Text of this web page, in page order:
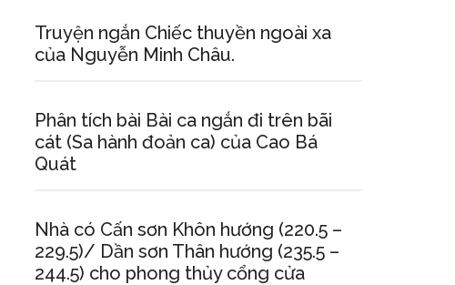
Truyện ngắn Chiếc thuyền ngoài xa
của Nguyễn Minh Châu.
Phân tích bài Bài ca ngắn đi trên bãi
cát (Sa hành đoản ca) của Cao Bá
Quát
Nhà có Cấn sơn Khôn hướng (220.5 –
229.5)/ Dần sơn Thân hướng (235.5 –
244.5) cho phong thủy cổng cửa